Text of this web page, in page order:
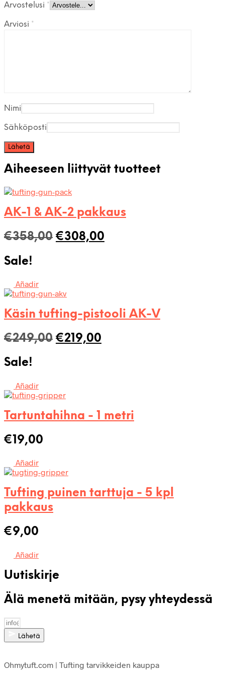
Arvostelusi *
Arviosi *
Nimi
Sähköposti
Aiheeseen liittyvät tuotteet
AK-1 & AK-2 pakkaus
€358,00 Alkuperäinen
€308,00
Sale!
Añadir
Käsin tufting-pistooli AK-V
€249,00 Alkuperäinen
€219,00
Sale!
Añadir
Tartuntahihna - 1 metri
€19,00
Añadir
Tufting puinen tarttuja - 5 kpl
pakkaus
€9,00
Añadir
Uutiskirje
Älä menetä mitään, pysy yhteydessä
Lähetä
Ohmytuft.com | Tufting tarvikkeiden kauppa